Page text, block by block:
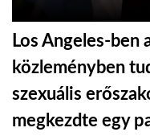
Los Angeles-ben
közleményben
szexuális
megkezdte egy